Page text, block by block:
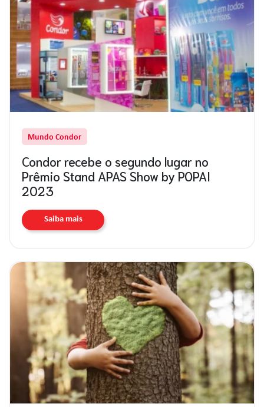
Mundo Condor
Condor recebe o segundo lugar no
Prêmio Stand APAS Show by POPAI
2023
Saiba mais